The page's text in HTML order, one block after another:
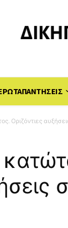
Οριζόντιες